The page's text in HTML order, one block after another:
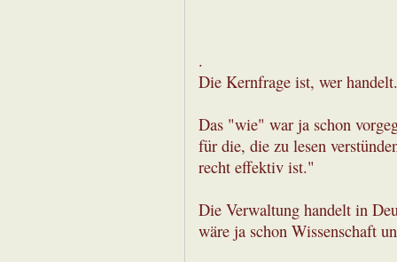
.
Die Kernfrage ist, wer handelt.
Das "wie" war ja schon
für die, die zu lesen
recht effektiv ist."
Die Verwaltung handelt in
wäre ja schon Wissenschaft